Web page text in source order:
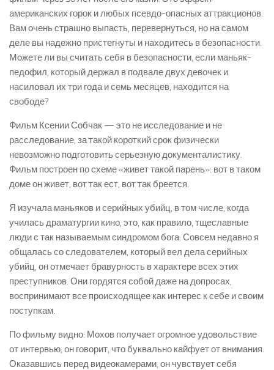
американских горок и любых псевдо-опасных аттракционов.
Вам очень страшно выпасть, перевернуться, но на самом
деле вы надежно пристегнуты и находитесь в безопасности.
Можете ли вы считать себя в безопасности, если маньяк-
педофил, который держал в подвале двух девочек и
насиловал их три года и семь месяцев, находится на
свободе?
Фильм Ксении Собчак — это не исследование и не
расследование, за такой короткий срок физически
невозможно подготовить серьезную документалистику.
Фильм построен по схеме «живет такой парень»: вот в таком
доме он живет, вот так ест, вот так бреется.
Я изучала маньяков и серийных убийц, в том числе, когда
училась драматургии кино, это, как правило, тщеславные
люди с так называемым синдромом бога. Совсем недавно я
общалась со следователем, который вел дела серийных
убийц, он отмечает бравурность в характере всех этих
преступников. Они гордятся собой даже на допросах,
воспринимают все происходящее как интерес к себе и своим
поступкам.
По фильму видно: Мохов получает огромное удовольствие
от интервью, он говорит, что буквально кайфует от внимания.
Оказавшись перед видеокамерами, он чувствует себя